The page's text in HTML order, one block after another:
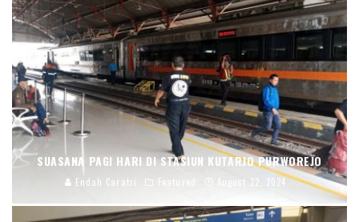
SUASANA PAGI HARI DI STASIUN KUTARJO PURWOREJO
Endah Caratri Featured August 22, 2024